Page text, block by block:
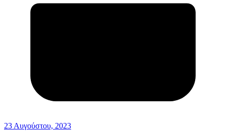
23 Αυγούστου, 2023